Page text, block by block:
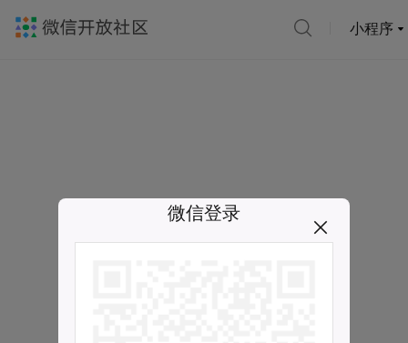
小程序
微信登录